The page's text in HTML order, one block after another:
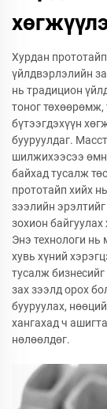
Хурдан
үйлдвэрлэлийн
нь традицион
тоног төхөөрөмж,
бүтээгдэхүүн
бууруулдаг.
шилжихээсээ
байхад тусалж
прототайп хийх
зээлийн
зохион
Энэ технологи нь
хувь хүний
тусалж
зах зээлд орох
бууруулах,
хангахад ч
нөлөөлдөг.